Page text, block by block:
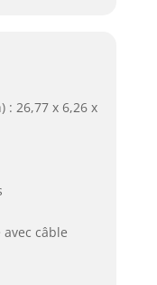
: 26,77 x 6,26 x
câble